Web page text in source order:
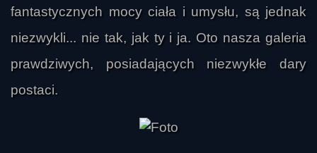
fantastycznych mocy ciała i umysłu, są jednak
niezwykli... nie tak, jak ty i ja. Oto nasza galeria
prawdziwych, posiadających niezwykłe dary
postaci.